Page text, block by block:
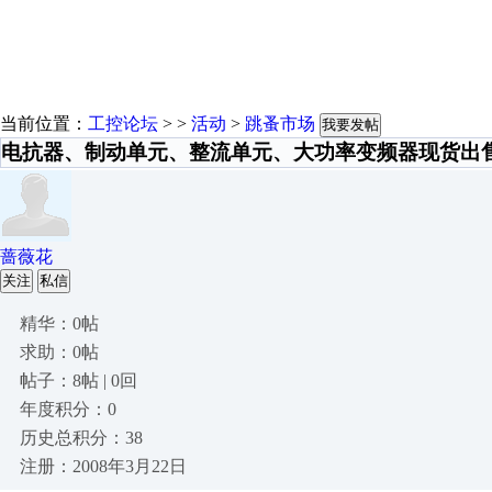
当前位置： 工控论坛 > > 活动 > 跳蚤市场 我要发帖
电抗器、制动单元、整流单元、大功率变频器现货出
蔷薇花
关注 私信
精华：0帖
求助：0帖
帖子：8帖 | 0回
年度积分：0
历史总积分：38
注册：2008年3月22日